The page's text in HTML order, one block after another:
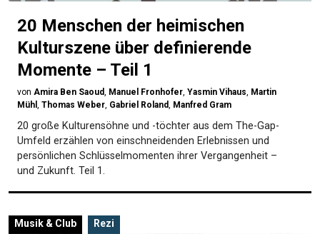
20 Menschen der heimischen
Kulturszene über definierende
Momente – Teil 1
von Amira Ben Saoud, Manuel Fronhofer, Yasmin Vihaus, Martin
Mühl , Thomas Weber, Gabriel Roland, Manfred Gram
20 große Kulturensöhne und -töchter aus dem The-Gap-
Umfeld erzählen von einschneidenden Erlebnissen und
persönlichen Schlüsselmomenten ihrer Vergangenheit –
und Zukunft. Teil 1.
Musik & Club Rezi